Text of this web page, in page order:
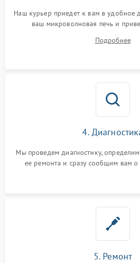
Наш курьер приедет к вам в удобное
ваш микроволновая печь и
Подробнее
4.
Мы проведем диагностику,
ее ремонта и сразу сообщим вам о
5. Ремонт